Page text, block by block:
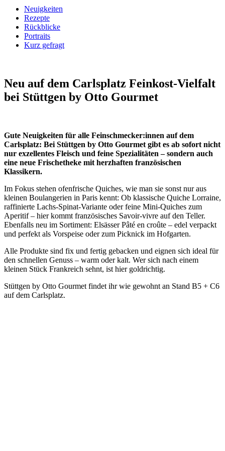
Neuigkeiten
Rezepte
Rückblicke
Portraits
Kurz gefragt
Neu auf dem Carlsplatz Feinkost-Vielfalt
bei Stüttgen by Otto Gourmet
Gute Neuigkeiten für alle Feinschmecker:innen auf dem
Carlsplatz: Bei Stüttgen by Otto Gourmet gibt es ab sofort nicht
nur exzellentes Fleisch und feine Spezialitäten – sondern auch
eine neue Frischetheke mit herzhaften französischen
Klassikern.
Im Fokus stehen ofenfrische Quiches, wie man sie sonst nur aus
kleinen Boulangerien in Paris kennt: Ob klassische Quiche Lorraine,
raffinierte Lachs-Spinat-Variante oder feine Mini-Quiches zum
Aperitif – hier kommt französisches Savoir-vivre auf den Teller.
Ebenfalls neu im Sortiment: Elsässer Pâté en croûte – edel verpackt
und perfekt als Vorspeise oder zum Picknick im Hofgarten.
Alle Produkte sind fix und fertig gebacken und eignen sich ideal für
den schnellen Genuss – warm oder kalt. Wer sich nach einem
kleinen Stück Frankreich sehnt, ist hier goldrichtig.
Stüttgen by Otto Gourmet findet ihr wie gewohnt an Stand B5 + C6
auf dem Carlsplatz.